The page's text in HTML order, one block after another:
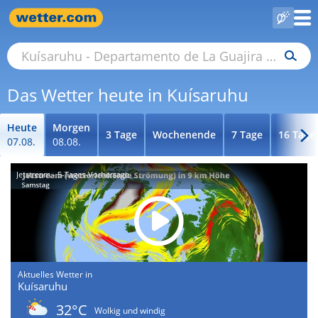
Das Wetter heute in Kuísaruhu
Heute
07.08.
Morgen
08.08.
3 Tage Wochenende 7 Tage 16 Tage
Jetstream - 5-Tages-Vorhersage
Aktuelles Wetter in
Kuísaruhu
32°C
Wolkig und windig